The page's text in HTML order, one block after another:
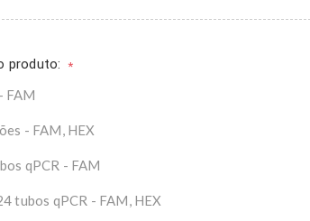
produto: *
FAM
- FAM, HEX
qPCR - FAM
tubos qPCR - FAM, HEX